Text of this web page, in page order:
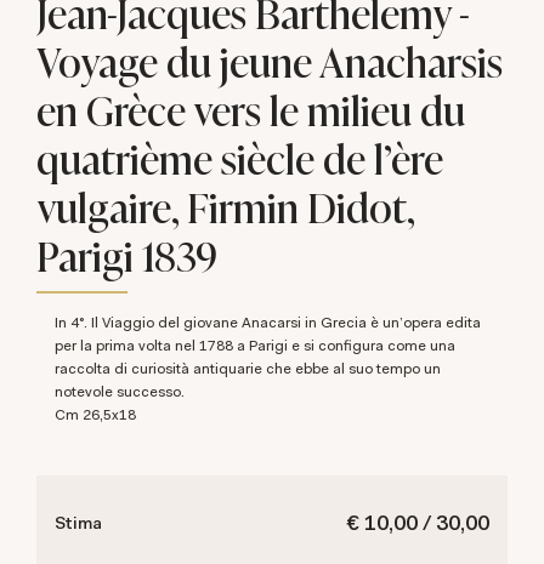
Jean-Jacques Barthelemy -
Voyage du jeune Anacharsis
en Grèce vers le milieu du
quatrième siècle de l'ère
vulgaire, Firmin Didot,
Parigi 1839
In 4°. Il Viaggio del giovane Anacarsi in Grecia è un'opera edita
per la prima volta nel 1788 a Parigi e si configura come una
raccolta di curiosità antiquarie che ebbe al suo tempo un
notevole successo.
cm 26,5x18
€ 10,00 / 30,00
Stima